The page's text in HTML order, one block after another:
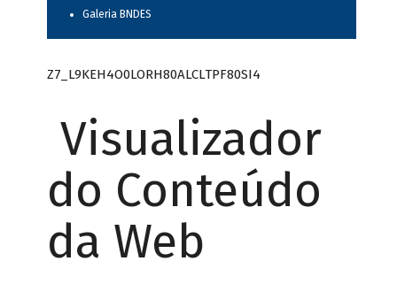
Galeria BNDES
Z7_L9KEH4O0LORH80ALCLTPF80SI4
Visualizador
do Conteúdo
da Web